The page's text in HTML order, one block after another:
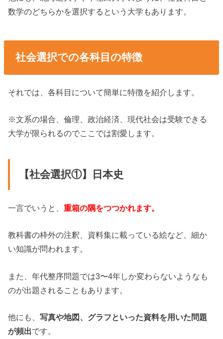
数学のどちらかを選択するという大学もあります。
社会選択での各科目の特徴
それでは、各科目について簡単に特徴を紹介します。
※文系の場合、倫理、政治経済、現代社会は受験できる
大学が限られるのでここでは割愛します。
【社会選択①】日本史
一言でいうと、重箱の隅をつつかれます。
教科書の枠外の注釈、資料集に載っている絵など、細か
い知識が問われます。
また、年代整序問題では3〜4年しか変わらないようなも
のが出題されることもあります。
他にも、写真や地図、グラフといった資料を用いた問題
が頻出です。